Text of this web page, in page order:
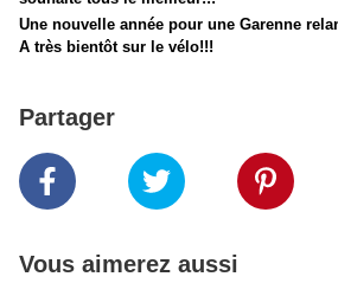
Une nouvelle année pour une Garenne
A très bientôt sur le vélo!!!
Partager
Vous aimerez aussi